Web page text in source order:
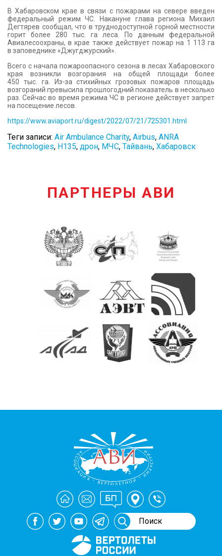
В Хабаровском крае в связи с пожарами на севере введен
федеральный режим ЧС. Накануне глава региона Михаил
Дегтярев сообщал, что в труднодоступной горной местности
горит более 280 тыс. га леса. По данным федеральной
Авиалесоохраны, в крае также действует пожар на 1 113 га
в заповеднике «Джугджурский».
Всего с начала пожароопасного сезона в лесах Хабаровского
края возникли возгорания на общей площади более
450 тыс. га. Из-за стихийных грозовых пожаров площадь
возгораний превысила прошлогодний показатель в несколько
раз. Сейчас во время режима ЧС в регионе действует запрет
на посещение лесов.
https://www.aviaport.ru/digest/2022/07/21/725301.html
Теги записи: Air Ambulance Charity, Airbus, ANRA
Technologies, H135, дрон, МЧС, Тайвань, Хабаровск
ПАРТНЕРЫ АВИ